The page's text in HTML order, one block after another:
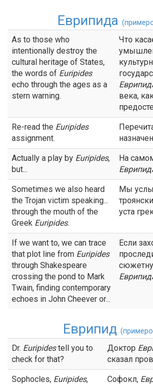
Еврипида
As to those who
intentionally destroy the
cultural heritage of States,
the words of Euripides
echo through the ages as a
stern warning.
Что
века,
Re-read the Euripides
assignment.
Actually a play by Euripides,
but...
На
Sometimes we also heard
the Trojan victim speaking...
through the mouth of the
Greek Euripides.
Мы
уста
If we want to, we can trace
that plot line from Euripides
through Shakespeare
crossing the pond to Mark
Twain, finding contemporary
echoes in John Cheever or...
Если
Еврипид
Dr. Euripidestell you to
check for that?
Доктор
сказал
Sophocles, Euripides,
Софокл,